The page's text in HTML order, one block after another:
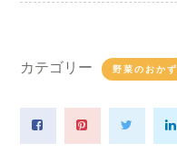
カテゴリー 野菜のおかず